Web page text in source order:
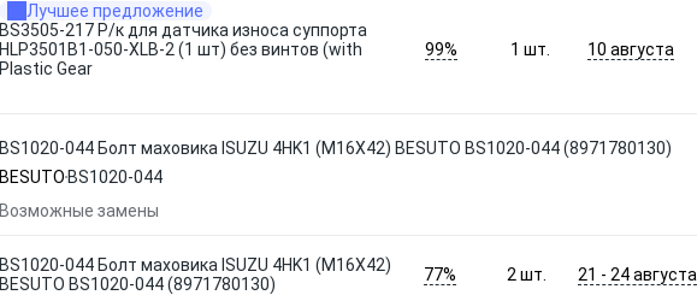
Лучшее предложение
BS3505-217 Р/к для датчика износа суппорта
HLP3501B1-050-XLB-2 (1 шт) без винтов (with
Plastic Gear
99% 1шт. 10 августа
BS1020-044 Болт маховика ISUZU 4HK1 (M16X42) BESUTO BS1020-044 (8971780130)
BESUTO BS1020-044
Возможные замены
BS1020-044 Болт маховика ISUZU 4HK1 (M16X42)
BESUTO BS1020-044 (8971780130)
77% 2 шт. 21 - 24 августа